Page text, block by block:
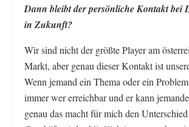
Dann bleibt der persönliche Kontakt bei
in Zukunft?
Wir sind nicht der größte Player am
Markt, aber genau dieser Kontakt ist
Wenn jemand ein Thema oder ein
immer wer erreichbar und er kann
genau das macht für mich den